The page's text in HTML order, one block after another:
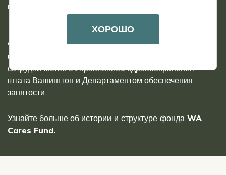
класса получить доступ к долгосрочному уходу, не
тратя при этом все свои сбережения.
Фонд WA Cares находится в ведении Департамента
социальных и медицинских услуг штата Вашингтон в
сотрудничестве с Управлением здравоохранения
штата Вашингтон и Департаментом обеспечения
занятости.
Узнайте больше об истории и структуре фонда WA
Cares Fund.
ХОРОШО